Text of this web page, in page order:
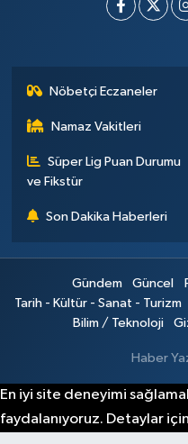
Nöbetçi Eczaneler
Namaz Vakitleri
Süper Lig Puan Durumu
ve Fikstür
Son Dakika Haberleri
Gündem Güncel
Tarih - Kültür - Sanat - Turizm
Bilim / Teknoloji
Haber
En iyi site deneyimi
faydalanıyoruz. Detaylar